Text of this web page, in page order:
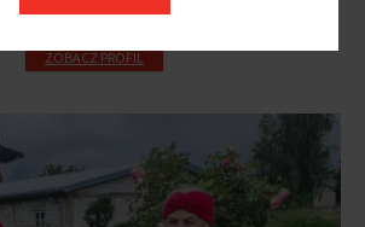
94 347 09 20/22
ZOBACZ PROFIL